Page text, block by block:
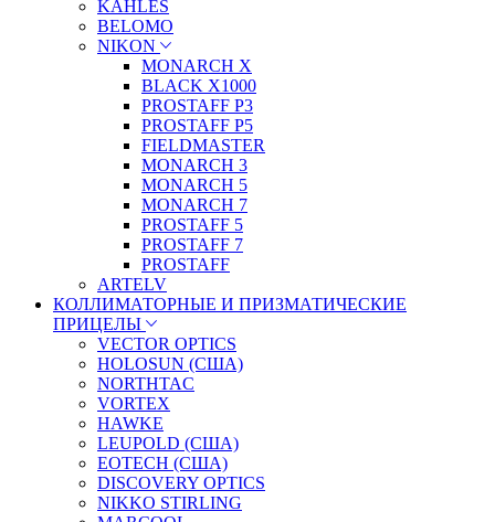
KAHLES
BELOMO
NIKON
MONARCH X
BLACK X1000
PROSTAFF P3
PROSTAFF P5
FIELDMASTER
MONARCH 3
MONARCH 5
MONARCH 7
PROSTAFF 5
PROSTAFF 7
PROSTAFF
ARTELV
КОЛЛИМАТОРНЫЕ И ПРИЗМАТИЧЕСКИЕ
ПРИЦЕЛЫ
VECTOR OPTICS
HOLOSUN (США)
NORTHTAC
VORTEX
HAWKE
LEUPOLD (США)
EOTECH (США)
DISCOVERY OPTICS
NIKKO STIRLING